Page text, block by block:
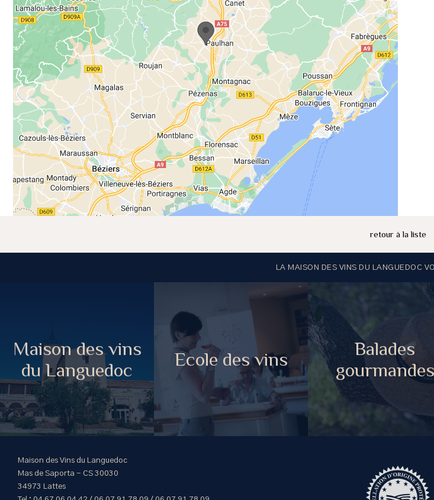
retour à la liste
LA MAISON DES VINS DU LANGUEDOC
Maison des vins
du Languedoc
Ecole des vins
Balades
gourmandes
Maison des Vins du Languedoc
Mas de Saporta - CS 30030
34973 Lattes